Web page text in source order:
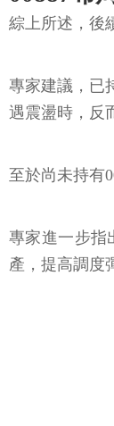
綜上所述，後
專家建議，已
遇震盪時，反
至於尚未持有
專家進一步指
產，提高調度